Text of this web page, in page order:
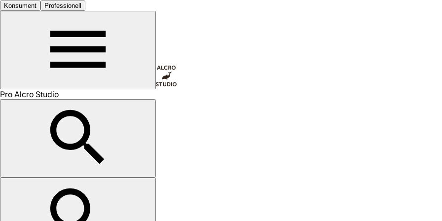
Konsument Professionell
Pro Alcro Studio